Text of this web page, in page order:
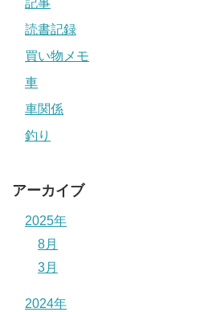
記事
読書記録
買い物メモ
車
車関係
釣り
アーカイブ
2025年
8月
3月
2024年